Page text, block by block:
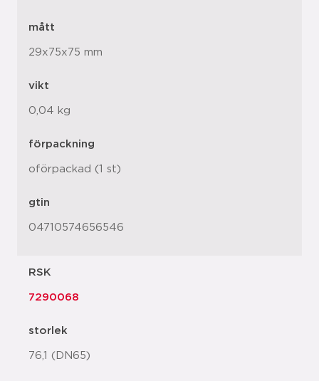
mått
29x75x75 mm
vikt
0,04 kg
förpackning
oförpackad (1 st)
gtin
04710574656546
RSK
7290068
storlek
76,1 (DN65)